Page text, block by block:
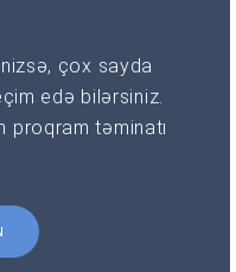
çox sayda
edə bilərsiniz.
proqram təminatı